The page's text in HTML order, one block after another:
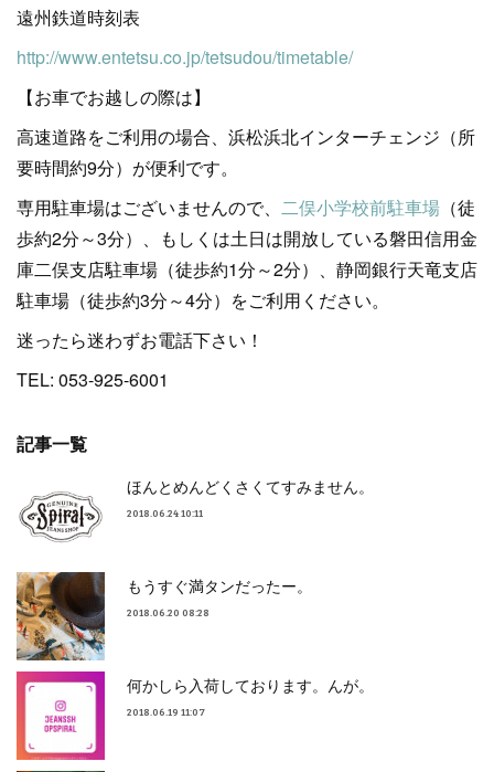
遠州鉄道時刻表
http://www.entetsu.co.jp/tetsudou/timetable/
【お車でお越しの際は】
高速道路をご利用の場合、浜松浜北インターチェンジ（所
要時間約9分）が便利です。
専用駐車場はございませんので、 二俣小学校前駐車場 （徒
歩約2分～3分）、もしくは土日は開放している磐田信用金
庫二俣支店駐車場（徒歩約1分～2分）、静岡銀行天竜支店
駐車場（徒歩約3分～4分）をご利用ください。
迷ったら迷わずお電話下さい！
TEL: 053-925-6001
記事一覧
ほんとめんどくさくてすみません。
2018.06.24 10:11
もうすぐ満タンだったー。
2018.06.20 08:28
何かしら入荷しております。んが。
2018.06.19 11:07